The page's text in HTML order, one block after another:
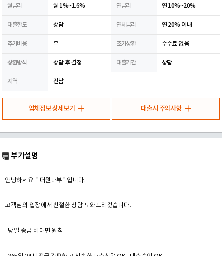
월금리 월 1%~1.6% 연금리 연 10%~20%
대출한도 상담 연체금리 연 20% 이내
추가비용 무 조기상환 수수료 없음
상환방식 상담 후 결정 대출기간 상담
지역 전남
업체정보 상세보기 대출시 주의사항
부가설명
안녕하세요 " 더원대부 " 입니다.
고객님의 입장에서 친철한 상담 도와드리겠습니다.
- 당일 송금 비대면 원칙